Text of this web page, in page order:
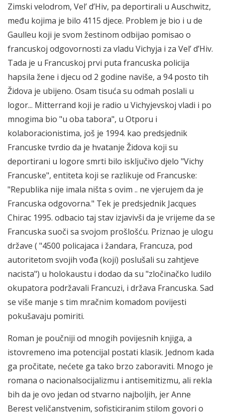
Zimski velodrom, Vel’ d’Hiv, pa deportirali u Auschwitz,
među kojima je bilo 4115 djece. Problem je bio i u de
Gaulleu koji je svom žestinom odbijao pomisao o
francuskoj odgovornosti za vladu Vichyja i za Vel’ d’Hiv.
Tada je u Francuskoj prvi puta francuska policija
hapsila žene i djecu od 2 godine naviše, a 94 posto tih
Židova je ubijeno. Osam tisuća su odmah poslali u
logor... Mitterrand koji je radio u Vichyjevskoj vladi i po
mnogima bio "u oba tabora", u Otporu i
kolaboracionistima, još je 1994. kao predsjednik
Francuske tvrdio da je hvatanje Židova koji su
deportirani u logore smrti bilo isključivo djelo "Vichy
Francuske", entiteta koji se razlikuje od Francuske:
"Republika nije imala ništa s ovim .. ne vjerujem da je
Francuska odgovorna." Tek je predsjednik Jacques
Chirac 1995. odbacio taj stav izjavivši da je vrijeme da se
Francuska suoči sa svojom prošlošću. Priznao je ulogu
države ( "4500 policajaca i žandara, Francuza, pod
autoritetom svojih vođa (koji) poslušali su zahtjeve
nacista") u holokaustu i dodao da su "zločinačko ludilo
okupatora podržavali Francuzi, i država Francuska. Sad
se više manje s tim mračnim komadom povijesti
pokušavaju pomiriti.
Roman je poučniji od mnogih povijesnih knjiga, a
istovremeno ima potencijal postati klasik. Jednom kada
ga pročitate, nećete ga tako brzo zaboraviti. Mnogo je
romana o nacionalsocijalizmu i antisemitizmu, ali rekla
bih da je ovo jedan od stvarno najboljih, jer Anne
Berest veličanstvenim, sofisticiranim stilom govori o